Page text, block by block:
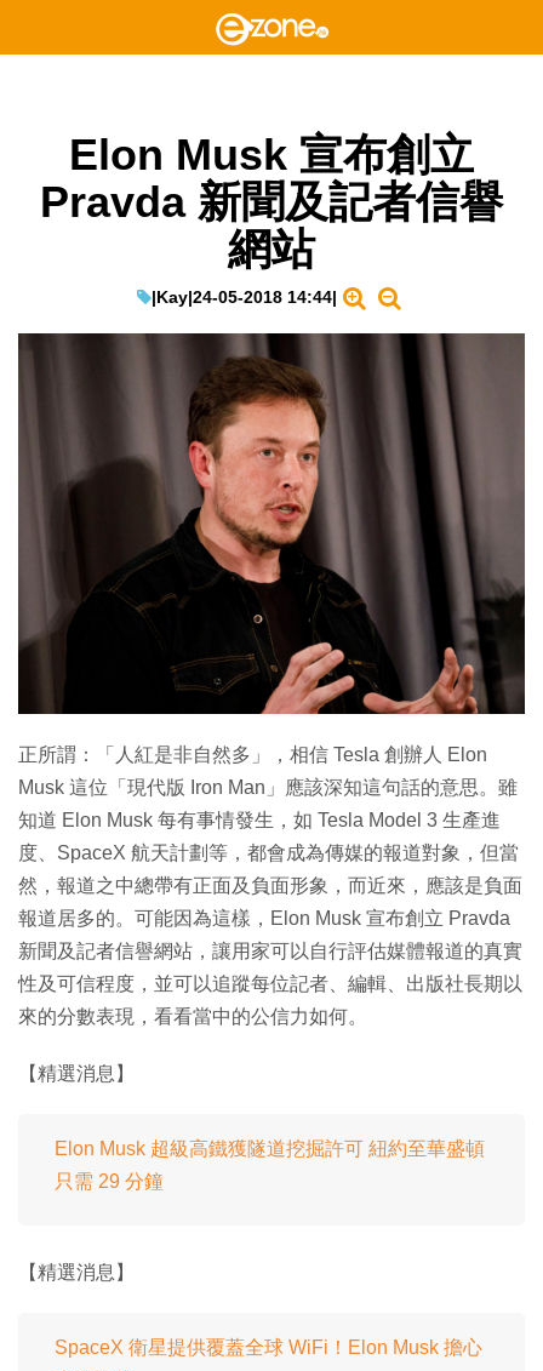
Elon Musk 宣布創立
Pravda 新聞及記者信譽
網站
|Kay|24-05-2018 14:44|
正所謂：「人紅是非自然多」，相信 Tesla 創辦人 Elon
Musk 這位「現代版 Iron Man」應該深知這句話的意思。雖
知道 Elon Musk 每有事情發生，如 Tesla Model 3 生產進
度、SpaceX 航天計劃等，都會成為傳媒的報道對象，但當
然，報道之中總帶有正面及負面形象，而近來，應該是負面
報道居多的。可能因為這樣，Elon Musk 宣布創立 Pravda
新聞及記者信譽網站，讓用家可以自行評估媒體報道的真實
性及可信程度，並可以追蹤每位記者、編輯、出版社長期以
來的分數表現，看看當中的公信力如何。
【精選消息】
Elon Musk 超級高鐵獲隧道挖掘許可 紐約至華盛頓
只需 29 分鐘
【精選消息】
SpaceX 衛星提供覆蓋全球 WiFi！Elon Musk 擔心